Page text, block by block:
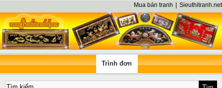
Sieuthitranh.net
Mua bán tranh
Trình đơn